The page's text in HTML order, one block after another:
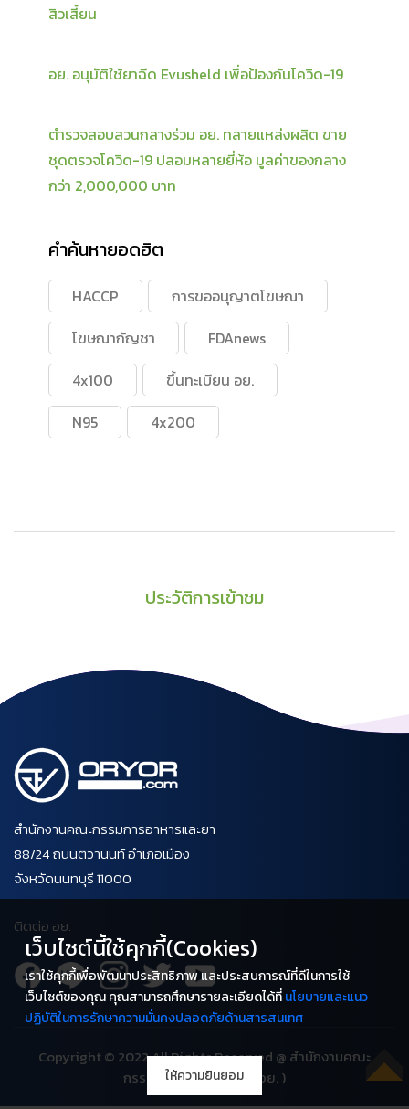
สิวเสี้ยน
อย. อนุมัติใช้ยาฉีด Evusheld เพื่อป้องกันโควิด-19
ตำรวจสอบสวนกลางร่วม อย. ทลายแหล่งผลิต ขาย
ชุดตรวจโควิด-19 ปลอมหลายยี่ห้อ มูลค่าของกลาง
กว่า 2,000,000 บาท
คำค้นหายอดฮิต
HACCP
การขออนุญาตโฆษณา
โฆษณากัญชา
FDAnews
4x100
ขึ้นทะเบียน อย.
N95
4x200
ประวัติการเข้าชม
เว็บไซต์นี้ใช้คุกกี้(Cookies)
เราใช้คุกกี้เพื่อพัฒนาประสิทธิภาพ และประสบการณ์ที่ดีในการใช้
เว็บไซต์ของคุณ คุณสามารถศึกษารายละเอียดได้ที่นโยบายและแนว
ปฏิบัติในการรักษาความมั่นคงปลอดภัยด้านสารสนเทศ
ให้ความยินยอม
สำนักงานคณะกรรมการอาหารและยา
88/24 ถนนติวานนท์ อำเภอเมือง
จังหวัดนนทบุรี 11000
ติดต่อ อย.
Copyright © 2022 All Rights Reserved @ สำนักงานคณะ
กรรมการอาหารและยา ( อย. )
TOP